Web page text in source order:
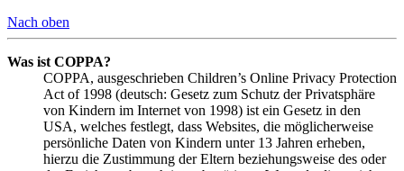
Nach oben
Was ist COPPA?
COPPA, ausgeschrieben Children’s Online Privacy Protection
Act of 1998 (deutsch: Gesetz zum Schutz der Privatsphäre
von Kindern im Internet von 1998) ist ein Gesetz in den
USA, welches festlegt, dass Websites, die möglicherweise
persönliche Daten von Kindern unter 13 Jahren erheben,
hierzu die Zustimmung der Eltern beziehungsweise des oder